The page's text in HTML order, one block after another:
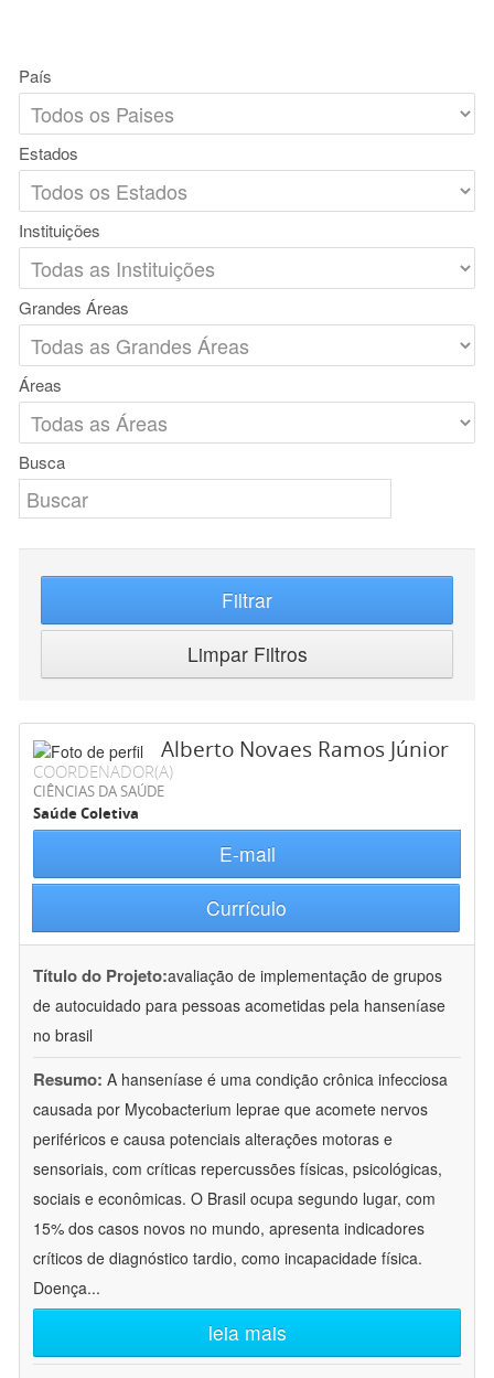
País
Estados
Instituições
Grandes Áreas
Áreas
Busca
Filtrar
Limpar Filtros
Alberto Novaes Ramos Júnior
COORDENADOR(A)
CIÊNCIAS DA SAÚDE
Saúde Coletiva
E-mail
Currículo
Título do Projeto:avaliação de implementação de grupos
de autocuidado para pessoas acometidas pela hanseníase
no brasil
Resumo: A hanseníase é uma condição crônica infecciosa
causada por Mycobacterium leprae que acomete nervos
periféricos e causa potenciais alterações motoras e
sensoriais, com críticas repercussões físicas, psicológicas,
sociais e econômicas. O Brasil ocupa segundo lugar, com
15% dos casos novos no mundo, apresenta indicadores
críticos de diagnóstico tardio, como incapacidade física.
Doença...
leia mais